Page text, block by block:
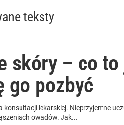
teksty
skóry – co
go pozbyć
lekarskiej. Nieprzyjemne
owadów. Jak...